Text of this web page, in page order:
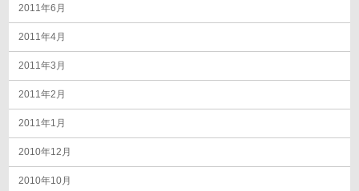
2011年6月
2011年4月
2011年3月
2011年2月
2011年1月
2010年12月
2010年10月